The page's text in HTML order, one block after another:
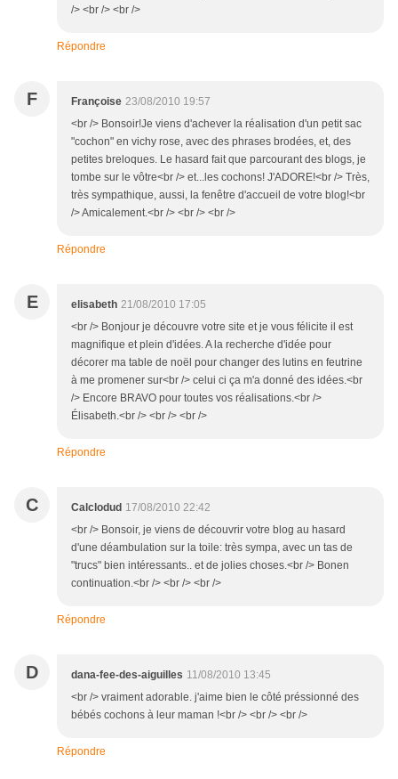
/> <br /> <br />
Répondre
F Françoise 23/08/2010 19:57
<br /> Bonsoir!Je viens d'achever la réalisation d'un petit sac
"cochon" en vichy rose, avec des phrases brodées, et, des
petites breloques. Le hasard fait que parcourant des blogs, je
tombe sur le vôtre<br /> et...les cochons! J'ADORE!<br /> Très,
très sympathique, aussi, la fenêtre d'accueil de votre blog!<br
/> Amicalement.<br /> <br /> <br />
Répondre
E elisabeth 21/08/2010 17:05
<br /> Bonjour je découvre votre site et je vous félicite il est
magnifique et plein d'idées. A la recherche d'idée pour
décorer ma table de noël pour changer des lutins en feutrine
à me promener sur<br /> celui ci ça m'a donné des idées.<br
/> Encore BRAVO pour toutes vos réalisations.<br />
Élisabeth.<br /> <br /> <br />
Répondre
C Calclodud 17/08/2010 22:42
<br /> Bonsoir, je viens de découvrir votre blog au hasard
d'une déambulation sur la toile: très sympa, avec un tas de
"trucs" bien intéressants.. et de jolies choses.<br /> Bonen
continuation.<br /> <br /> <br />
Répondre
D dana-fee-des-aiguilles 11/08/2010 13:45
<br /> vraiment adorable. j'aime bien le côté préssionné des
bébés cochons à leur maman !<br /> <br /> <br />
Répondre